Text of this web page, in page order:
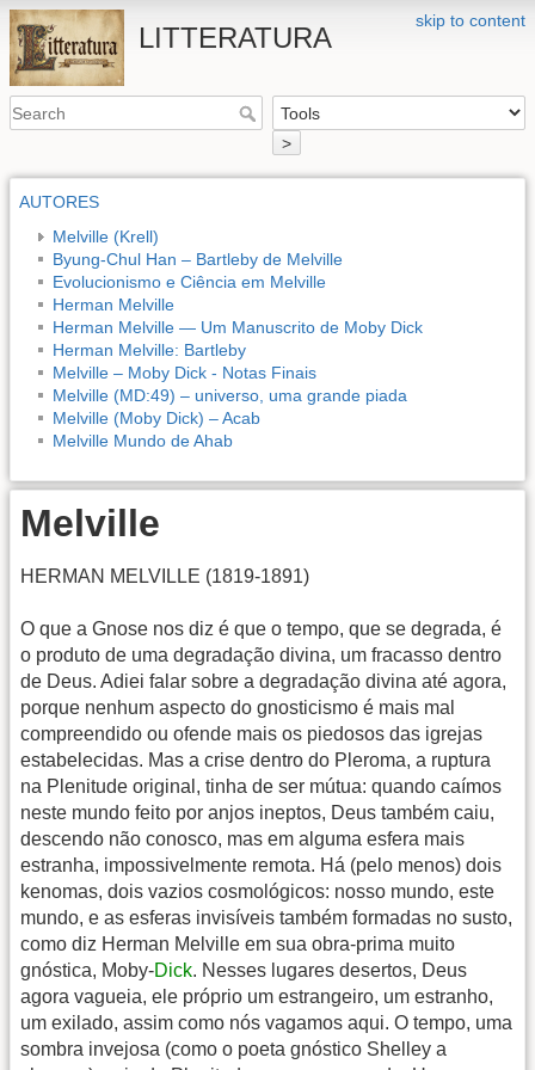
skip to content
LITTERATURA
>
AUTORES
Melville (Krell)
Byung-Chul Han – Bartleby de Melville
Evolucionismo e Ciência em Melville
Herman Melville
Herman Melville — Um Manuscrito de Moby Dick
Herman Melville: Bartleby
Melville – Moby Dick - Notas Finais
Melville (MD:49) – universo, uma grande piada
Melville (Moby Dick) – Acab
Melville Mundo de Ahab
Melville
HERMAN MELVILLE (1819-1891)
O que a Gnose nos diz é que o tempo, que se degrada, é
o produto de uma degradação divina, um fracasso dentro
de Deus. Adiei falar sobre a degradação divina até agora,
porque nenhum aspecto do gnosticismo é mais mal
compreendido ou ofende mais os piedosos das igrejas
estabelecidas. Mas a crise dentro do Pleroma, a ruptura
na Plenitude original, tinha de ser mútua: quando caímos
neste mundo feito por anjos ineptos, Deus também caiu,
descendo não conosco, mas em alguma esfera mais
estranha, impossivelmente remota. Há (pelo menos) dois
kenomas, dois vazios cosmológicos: nosso mundo, este
mundo, e as esferas invisíveis também formadas no susto,
como diz Herman Melville em sua obra-prima muito
gnóstica, Moby-Dick. Nesses lugares desertos, Deus
agora vagueia, ele próprio um estrangeiro, um estranho,
um exilado, assim como nós vagamos aqui. O tempo, uma
sombra invejosa (como o poeta gnóstico Shelley a